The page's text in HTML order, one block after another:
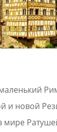
и новой
мире